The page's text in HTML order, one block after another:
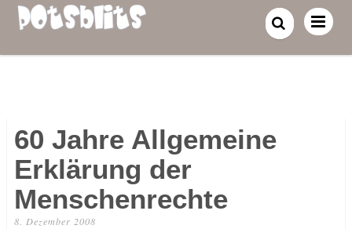
60 Jahre Allgemeine
Erklärung der
Menschenrechte
8. Dezember 2008